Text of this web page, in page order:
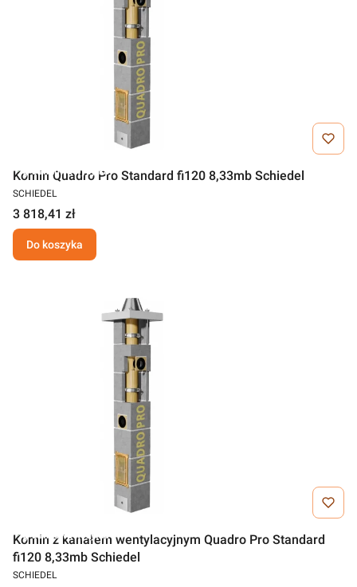
Darmowa wysyłka
Komin Quadro Pro Standard fi120 8,33mb Schiedel
SCHIEDEL
3 818,41 zł
Do koszyka
Darmowa wysyłka
Komin z kanałem wentylacyjnym Quadro Pro Standard
fi120 8,33mb Schiedel
SCHIEDEL